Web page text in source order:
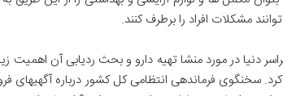
مشکلات افراد را برطرف کنند.
دنیا در مورد منشا تهیه دارو و بحث ردیابی آن اهمیت
کرد. سخنگوی فرماندهی انتظامی کل کشور درباره